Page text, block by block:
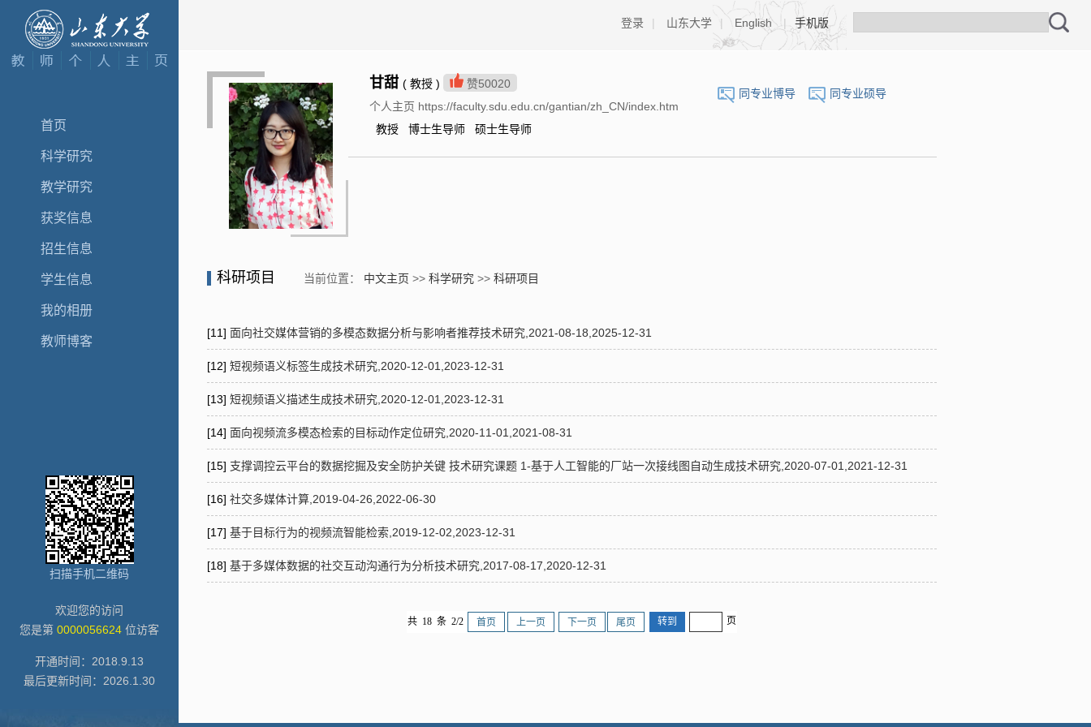
首页
科学研究
教学研究
获奖信息
招生信息
学生信息
我的相册
教师博客
扫描手机二维码
欢迎您的访问
您是第 0000056624 位访客
开通时间： 2018 9 13
最后更新时间： 2026 1 30
登录 | 山东大学 | English | 手机版
同专业博导 同专业硕导
甘甜 ( 教授 ) 赞50020
个人主页 https://faculty.sdu.edu.cn/gantian/zh_CN/index.htm
教授 博士生导师 硕士生导师
科研项目 当前位置： 中文主页 >> 科学研究 >> 科研项目
[11] 面向社交媒体营销的多模态数据分析与影响者推荐技术研究,2021-08-18,2025-12-31
[12] 短视频语义标签生成技术研究,2020-12-01,2023-12-31
[13] 短视频语义描述生成技术研究,2020-12-01,2023-12-31
[14] 面向视频流多模态检索的目标动作定位研究,2020-11-01,2021-08-31
[15] 支撑调控云平台的数据挖掘及安全防护关键 技术研究课题 1-基于人工智能的厂站一次接线图自动生成技术研究,2020-07-01,2021-12-31
[16] 社交多媒体计算,2019-04-26,2022-06-30
[17] 基于目标行为的视频流智能检索,2019-12-02,2023-12-31
[18] 基于多媒体数据的社交互动沟通行为分析技术研究,2017-08-17,2020-12-31
共 18 条 2/2 首页 上一页 下一页 尾页 页